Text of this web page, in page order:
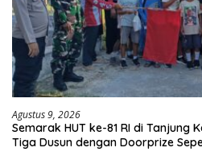
Agustus 9, 2026
Semarak HUT ke-81 RI di Tanjung
Tiga Dusun dengan Doorprize